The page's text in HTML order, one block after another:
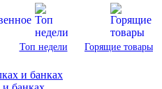
Топ недели Горящие товары